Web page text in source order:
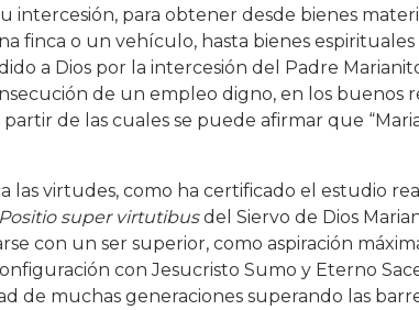
para obtener desde bienes
finca o un vehículo, hasta bienes
a Dios por la intercesión del Padre
de un empleo digno, en los buenos
de las cuales se puede afirmar que
las virtudes, como ha certificado el estudio
Positio super virtutibusdel Siervo de Dios
con un ser superior, como aspiración
con Jesucristo Sumo y Eterno
de muchas generaciones superando las